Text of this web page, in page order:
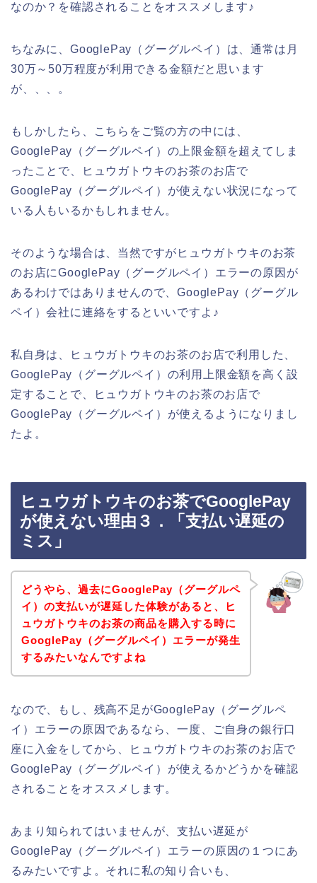
なのか？を確認されることをオススメします♪
ちなみに、GooglePay（グーグルペイ）は、通常は月
30万～50万程度が利用できる金額だと思います
が、、、。
もしかしたら、こちらをご覧の方の中には、
GooglePay（グーグルペイ）の上限金額を超えてしま
ったことで、ヒュウガトウキのお茶のお店で
GooglePay（グーグルペイ）が使えない状況になって
いる人もいるかもしれません。
そのような場合は、当然ですがヒュウガトウキのお茶
のお店にGooglePay（グーグルペイ）エラーの原因が
あるわけではありませんので、GooglePay（グーグル
ペイ）会社に連絡をするといいですよ♪
私自身は、ヒュウガトウキのお茶のお店で利用した、
GooglePay（グーグルペイ）の利用上限金額を高く設
定することで、ヒュウガトウキのお茶のお店で
GooglePay（グーグルペイ）が使えるようになりまし
たよ。
ヒュウガトウキのお茶でGooglePay
が使えない理由３．「支払い遅延の
ミス」
どうやら、過去にGooglePay（グーグルペ
イ）の支払いが遅延した体験があると、ヒ
ュウガトウキのお茶の商品を購入する時に
GooglePay（グーグルペイ）エラーが発生
するみたいなんですよね
なので、もし、残高不足がGooglePay（グーグルペ
イ）エラーの原因であるなら、一度、ご自身の銀行口
座に入金をしてから、ヒュウガトウキのお茶のお店で
GooglePay（グーグルペイ）が使えるかどうかを確認
されることをオススメします。
あまり知られてはいませんが、支払い遅延が
GooglePay（グーグルペイ）エラーの原因の１つにあ
るみたいですよ。それに私の知り合いも、